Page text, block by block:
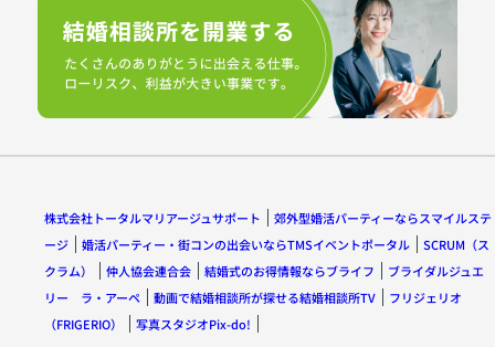
株式会社トータルマリアージュサポート
郊外型婚活パーティーならスマイルステ
ージ
婚活パーティー・街コンの出会いならTMSイベントポータル
SCRUM（ス
クラム）
仲人協会連合会 結婚式のお得情報ならブライフ
ブライダルジュエ
リー ラ・アーペ
動画で結婚相談所が探せる結婚相談所TV
フリジェリオ
（FRIGERIO）
写真スタジオPix-do!